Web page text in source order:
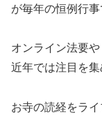
が毎年の恒例行事
オンライン法要
近年では注目を集
お寺の読経をラ